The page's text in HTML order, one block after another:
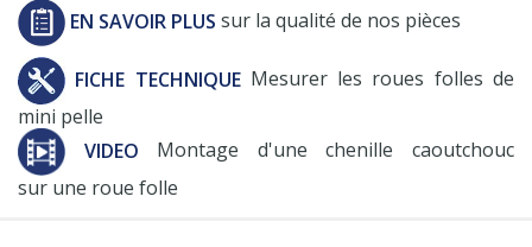
EN SAVOIR PLUS sur la qualité de nos pièces
FICHE TECHNIQUE Mesurer les roues folles de
mini pelle
VIDEO Montage d'une chenille caoutchouc
sur une roue folle